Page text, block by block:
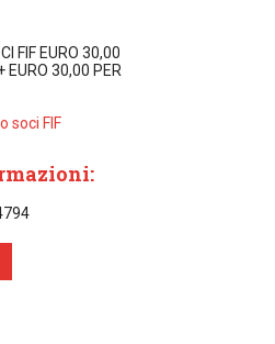
FIF EURO 30,00
EURO 30,00 PER
soci FIF